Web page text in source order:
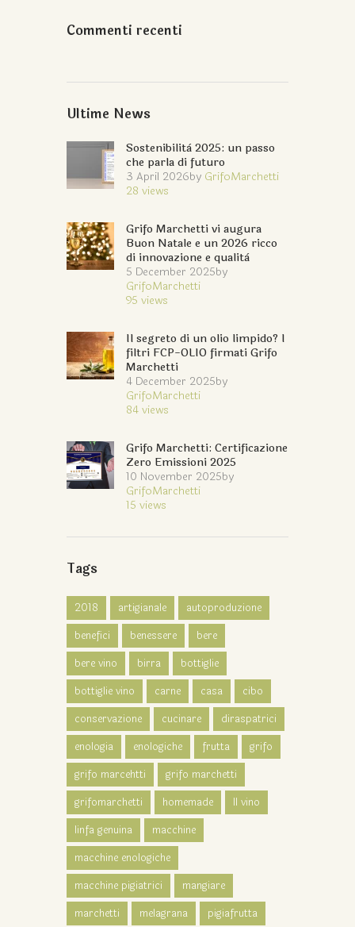
Commenti recenti
Ultime News
Sostenibilità 2025: un passo
che parla di futuro
3 April 2026by GrifoMarchetti
28 views
Grifo Marchetti vi augura
Buon Natale e un 2026 ricco
di innovazione e qualità
5 December 2025by
GrifoMarchetti
95 views
Il segreto di un olio limpido? I
filtri FCP-OLIO firmati Grifo
Marchetti
4 December 2025by
GrifoMarchetti
84views
Grifo Marchetti: Certificazione
Zero Emissioni 2025
10 November 2025by
GrifoMarchetti
15 views
Tags
2018 artigianale
autoproduzione
benefici
benessere
bere
bere vino
birra
bottiglie
bottiglie vino
carne casa
cibo
conservazione
cucinare
diraspatrici
enologia
enologiche frutta
grifo
grifo marcehtti
grifo marchetti
grifomarchetti
homemade
Il vino
linfa genuina
macchine
macchine enologiche
macchine pigiatrici
mangiare
marchetti
melagrana
pigiafrutta